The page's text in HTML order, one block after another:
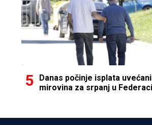
Danas počinje isplata
mirovina za srpanj u